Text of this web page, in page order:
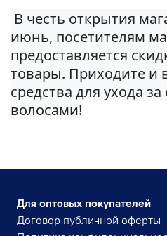
В честь открытия
июнь, посетителям
предоставляется
товары. Приходите и
средства для ухода
волосами!
Для оптовых покупателей
Договор публичной оферты